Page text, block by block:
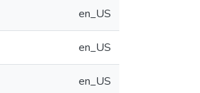
en_US
en_US
en_US